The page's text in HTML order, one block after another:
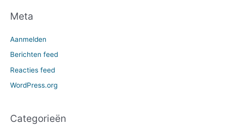
Meta
Aanmelden
Berichten feed
Reacties feed
WordPress.org
Categorieën